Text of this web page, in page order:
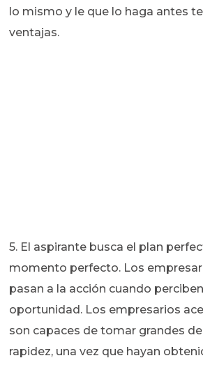
lo mismo y le que lo haga antes
ventajas.
5. El aspirante busca el plan
momento perfecto. Los
pasan a la acción cuando
oportunidad. Los empresarios
son capaces de tomar grandes
rapidez, una vez que hayan